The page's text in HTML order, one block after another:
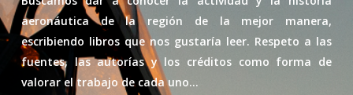
aeronáutica de la región de la mejor manera,
escribiendo libros que nos gustaría leer. Respeto a las
fuentes, las autorías y los créditos como forma de
valorar el trabajo de cada uno…